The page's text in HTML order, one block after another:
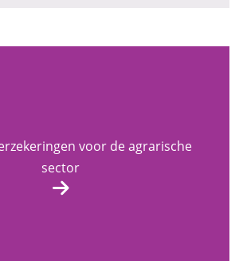
voor de agrarische
sector